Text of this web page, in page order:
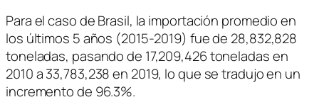
Para el caso de Brasil, la importación promedio en
los últimos 5 años (2015-2019) fue de 28,832,828
toneladas, pasando de 17,209,426 toneladas en
2010 a 33,783,238 en 2019, lo que se tradujo en un
incremento de 96.3%.